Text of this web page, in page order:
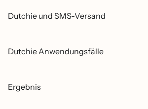
Dutchie und SMS-Versand
Dutchie Anwendungsfälle
Ergebnis